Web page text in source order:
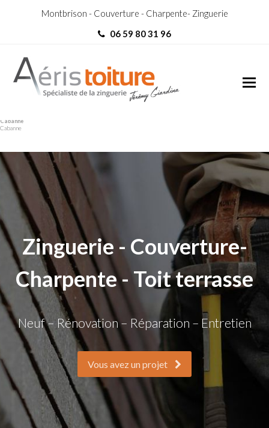
Montbrison - Couverture - Charpente- Zinguerie
06 59 80 31 96
Cabanne
Cabanne
Zinguerie - Couverture-
Charpente - Toit terrasse
Neuf – Rénovation – Réparation – Entretien
Vous avez un projet